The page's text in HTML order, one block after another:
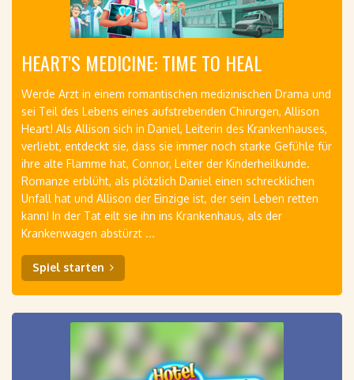
HEART'S MEDICINE: TIME TO HEAL
Werde Arzt in einem romantischen medizinischen Drama und
sei Teil des Lebens eines aufstrebenden Chirurgen, Allison
Heart! Als Allison sich in Daniel, Leiterin des Krankenhauses,
verliebt, entdeckt sie, dass sie immer noch starke Gefühle für
ihre alte Flamme hat, Connor, Leiter der Kinderheilkunde.
Romanze erblüht, als plötzlich Daniel einen schrecklichen
Unfall hat und Allison der Einzige ist, der sein Leben retten
kann! In der Tat eilt sie ihn ins Krankenhaus, als der
Krankenwagen abstürzt ...
Spiel starten